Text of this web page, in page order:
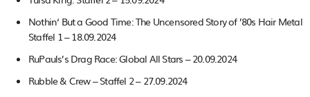
Nothin‘ But a Good Time: The Uncensored Story of ’80s Hair Metal
Staffel 1 – 18.09.2024
RuPauls’s Drag Race: Global All Stars – 20.09.2024
Rubble & Crew – Staffel 2 – 27.09.2024